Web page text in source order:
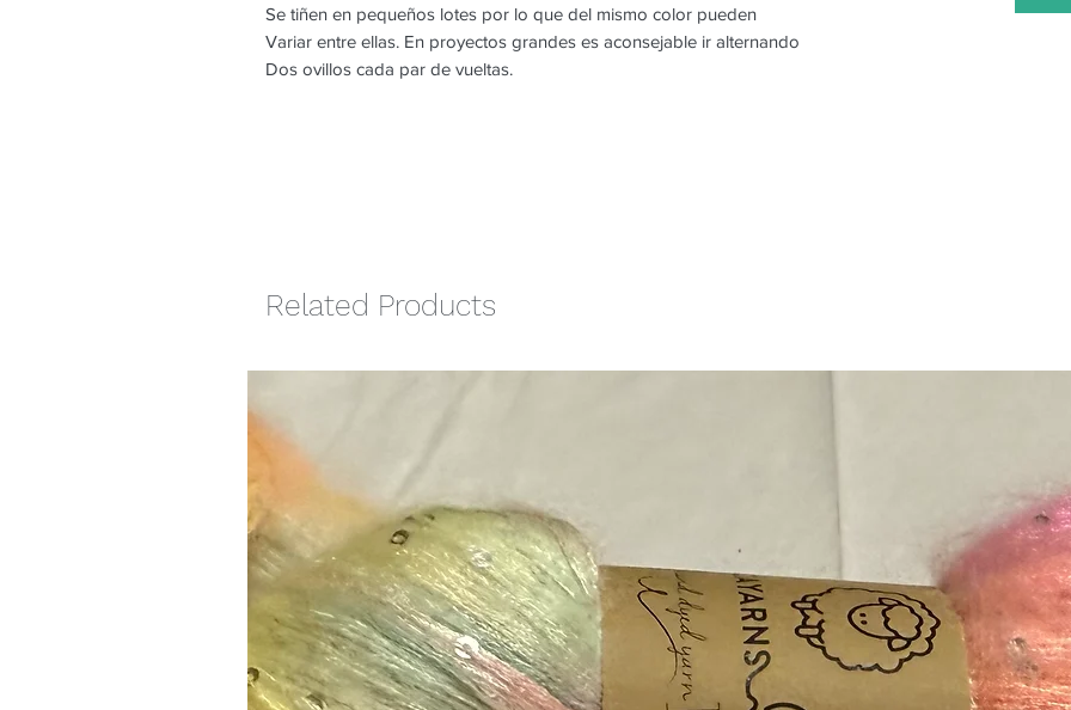
Se tiñen en pequeños lotes por lo que del mismo color pueden
Variar entre ellas. En proyectos grandes es aconsejable ir alternando
Dos ovillos cada par de vueltas.
Related Products